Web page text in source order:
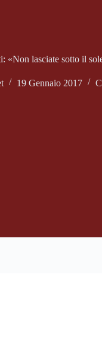
«Non lasciate sotto il
19 Gennaio 2017